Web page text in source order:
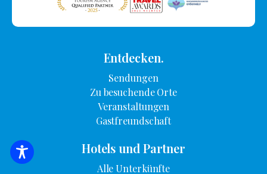
SUCHE NACH UNTERKUNFT
Entdecken.
Sendungen
Zu besuchende Orte
Veranstaltungen
Gastfreundschaft
Hotels und Partner
Alle Unterkünfte